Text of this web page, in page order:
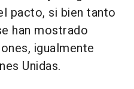
pacto, si bien tanto
han mostrado
igualmente
Unidas.